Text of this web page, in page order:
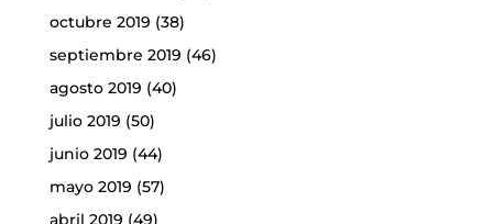
octubre 2019 (38)
septiembre 2019 (46)
agosto 2019 (40)
julio 2019 (50)
junio 2019 (44)
mayo 2019 (57)
abril 2019 (49)